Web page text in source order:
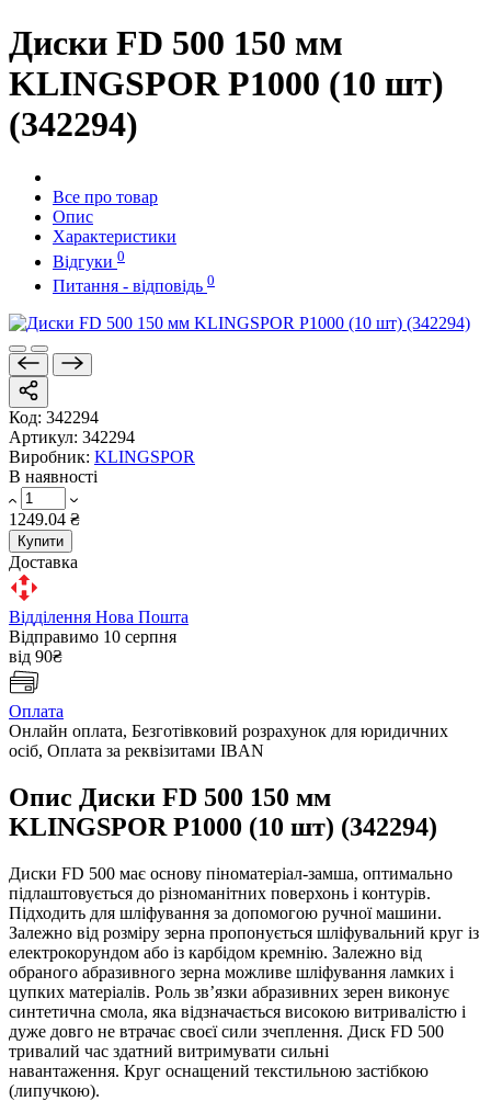
Диски FD 500 150 мм
KLINGSPOR P1000 (10 шт)
(342294)
Все про товар
Опис
Характеристики
Відгуки 0
Питання - відповідь 0
Код: 342294
Артикул: 342294
Виробник: KLINGSPOR
В наявності
1249.04 ₴
Купити
Доставка
Відділення Нова Пошта
Відправимо 10 серпня
від 90₴
Оплата
Онлайн оплата, Безготівковий розрахунок для юридичних
осіб, Оплата за реквізитами IBAN
Опис Диски FD 500 150 мм
KLINGSPOR P1000 (10 шт) (342294)
Диски FD 500 має основу піноматеріал-замша, оптимально
підлаштовується до різноманітних поверхонь і контурів.
Підходить для шліфування за допомогою ручної машини.
Залежно від розміру зерна пропонується шліфувальний круг із
електрокорундом або із карбідом кремнію. Залежно від
обраного абразивного зерна можливе шліфування ламких і
цупких матеріалів. Роль зв’язки абразивних зерен виконує
синтетична смола, яка відзначається високою витривалістю і
дуже довго не втрачає своєї сили зчеплення. Диск FD 500
тривалий час здатний витримувати сильні
навантаження. Круг оснащений текстильною застібкою
(липучкою).